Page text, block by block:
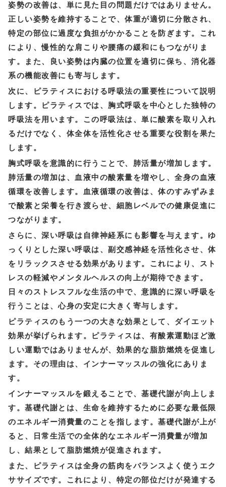
姿勢の改善は、単に見た目の問題だけではありません。
正しい姿勢を維持することで、体重が適切に分散され、
特定の部位に過度な負担がかかることを防ぎます。これ
により、慢性的な肩こりや腰痛の緩和にもつながりま
す。また、良い姿勢は内臓の位置を適切に保ち、消化器
系の機能改善にも寄与します。
次に、ピラティスにおける呼吸法の重要性について説明
します。ピラティスでは、胸式呼吸を中心とした独特の
呼吸法を用います。この呼吸法は、単に酸素を取り入れ
るだけでなく、体全体を活性化させる重要な役割を果た
します。
胸式呼吸を意識的に行うことで、肺活量が増加します。
肺活量の増加は、血液中の酸素量を増やし、全身の血液
循環を改善します。血液循環の改善は、体のすみずみま
で酸素と栄養を行き渡らせ、細胞レベルでの健康促進に
つながります。
さらに、深い呼吸は自律神経系にも影響を与えます。ゆ
っくりとした深い呼吸は、副交感神経を活性化させ、体
をリラックスさせる効果があります。これにより、スト
レスの軽減やメンタルヘルスの向上が期待できます。
日々のストレスフルな生活の中で、意識的に深い呼吸を
行うことは、心身の安定に大きく寄与します。
ピラティスのもう一つの大きな効果として、ダイエット
効果が挙げられます。ピラティスは、有酸素運動ほど激
しい運動ではありませんが、効果的な脂肪燃焼を促進し
ます。その理由は、インナーマッスルの強化にありま
す。
インナーマッスルを鍛えることで、基礎代謝が向上しま
す。基礎代謝とは、生命を維持するために必要な最低限
のエネルギー消費量のことを指します。基礎代謝が上が
ると、日常生活での全体的なエネルギー消費量が増加
し、結果として脂肪燃焼が促進されます。
また、ピラティスは全身の筋肉をバランスよく使うエク
ササイズです。これにより、特定の部位だけが発達する